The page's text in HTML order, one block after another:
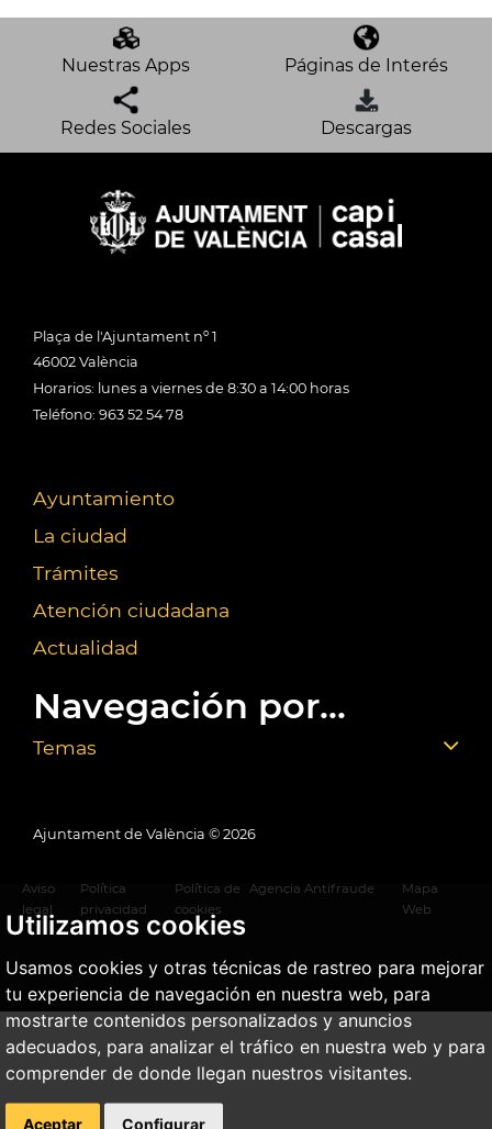
Utilizamos cookies
Usamos cookies y otras técnicas de rastreo para mejorar
tu experiencia de navegación en nuestra web, para
mostrarte contenidos personalizados y anuncios
adecuados, para analizar el tráfico en nuestra web y para
comprender de donde llegan nuestros visitantes.
Aceptar Configurar
Nuestras Apps Páginas de Interés
Redes Sociales Descargas
Plaça de l'Ajuntament nº 1
46002 València
Horarios: lunes a viernes de 8:30 a 14:00 horas
Teléfono: 963 52 54 78
Ayuntamiento
La ciudad
Trámites
Atención ciudadana
Actualidad
Navegación por...
Temas
Ajuntament de València © 2026
Aviso
legal
Política
privacidad
Política de
cookies
Agencia Antifraude
Mapa
Web